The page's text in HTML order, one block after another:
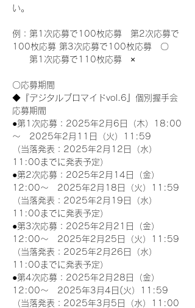
い。
例：第1次応募で100枚応募　第2次応募で
100枚応募 第3次応募で100枚応募　〇
第1次応募で110枚応募　×
〇応募期間
◆『デジタルブロマイドvol.6』個別握手会
応募期間
●第1次応募：2025年2月6日（木）18:00
～　2025年2月11日（火）11:59
（当落発表：2025年2月12日（水）
11:00までに発表予定）
●第2次応募：2025年2月14日（金）
12:00～　2025年2月18日（火）11:59
（当落発表：2025年2月19日（水）
11:00までに発表予定）
●第3次応募：2025年2月21日（金）
12:00～　2025年2月25日（火）11:59
（当落発表：2025年2月26日（水）
11:00までに発表予定）
●第4次応募：2025年2月28日（金）
12:00～　2025年3月4日(火）11:59
（当落発表：2025年3月5日（水）11:00